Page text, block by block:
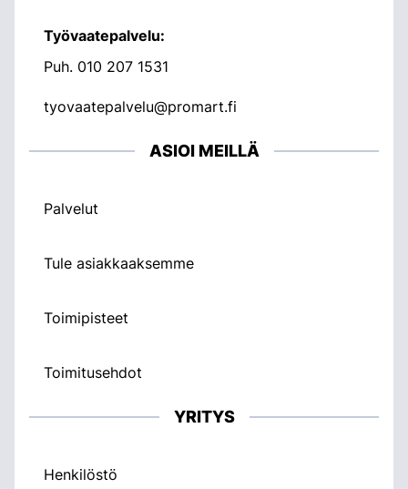
Työvaatepalvelu:
Puh. 010 207 1531
tyovaatepalvelu@promart.fi
ASIOI MEILLÄ
Palvelut
Tule asiakkaaksemme
Toimipisteet
Toimitusehdot
YRITYS
Henkilöstö